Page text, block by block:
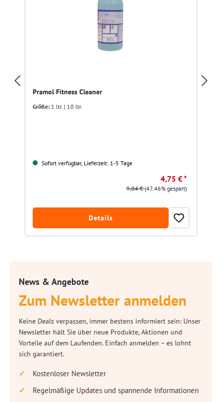
Pramol Fitness Cleaner
Größe: 1 ltr. | 10 ltr.
Sofort verfügbar, Lieferzeit: 1-5 Tage
4,75 € *
9,04 €(47.46% gespart)
Details
News & Angebote
Zum Newsletter anmelden
Keine Deals verpassen, immer bestens informiert sein: Unser
Newsletter hält Sie über neue Produkte, Aktionen und
Vorteile auf dem Laufenden. Einfach anmelden – es lohnt
sich garantiert.
Kostenloser Newsletter
Regelmäßige Updates und spannende Informationen